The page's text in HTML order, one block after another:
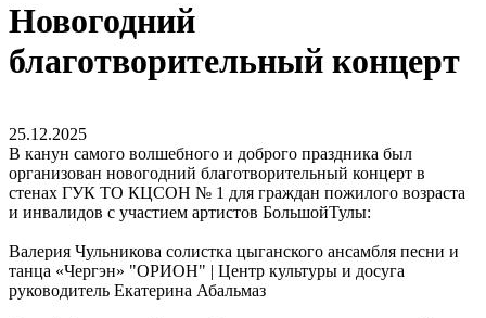
Новогодний
благотворительный концерт
25.12.2025
В канун самого волшебного и доброго праздника был
организован новогодний благотворительный концерт в
стенах ГУК ТО КЦСОН № 1 для граждан пожилого возраста
и инвалидов с участием артистов БольшойТулы:
Валерия Чульникова солистка цыганского ансамбля песни и
танца «Чергэн» "ОРИОН" | Центр культуры и досуга
руководитель Екатерина Абальмаз